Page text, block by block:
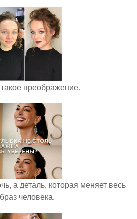
преображение.
а деталь, которая меняет весь
человека.